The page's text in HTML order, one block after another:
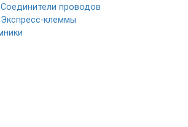
Соединители проводов
Экспресс-клеммы